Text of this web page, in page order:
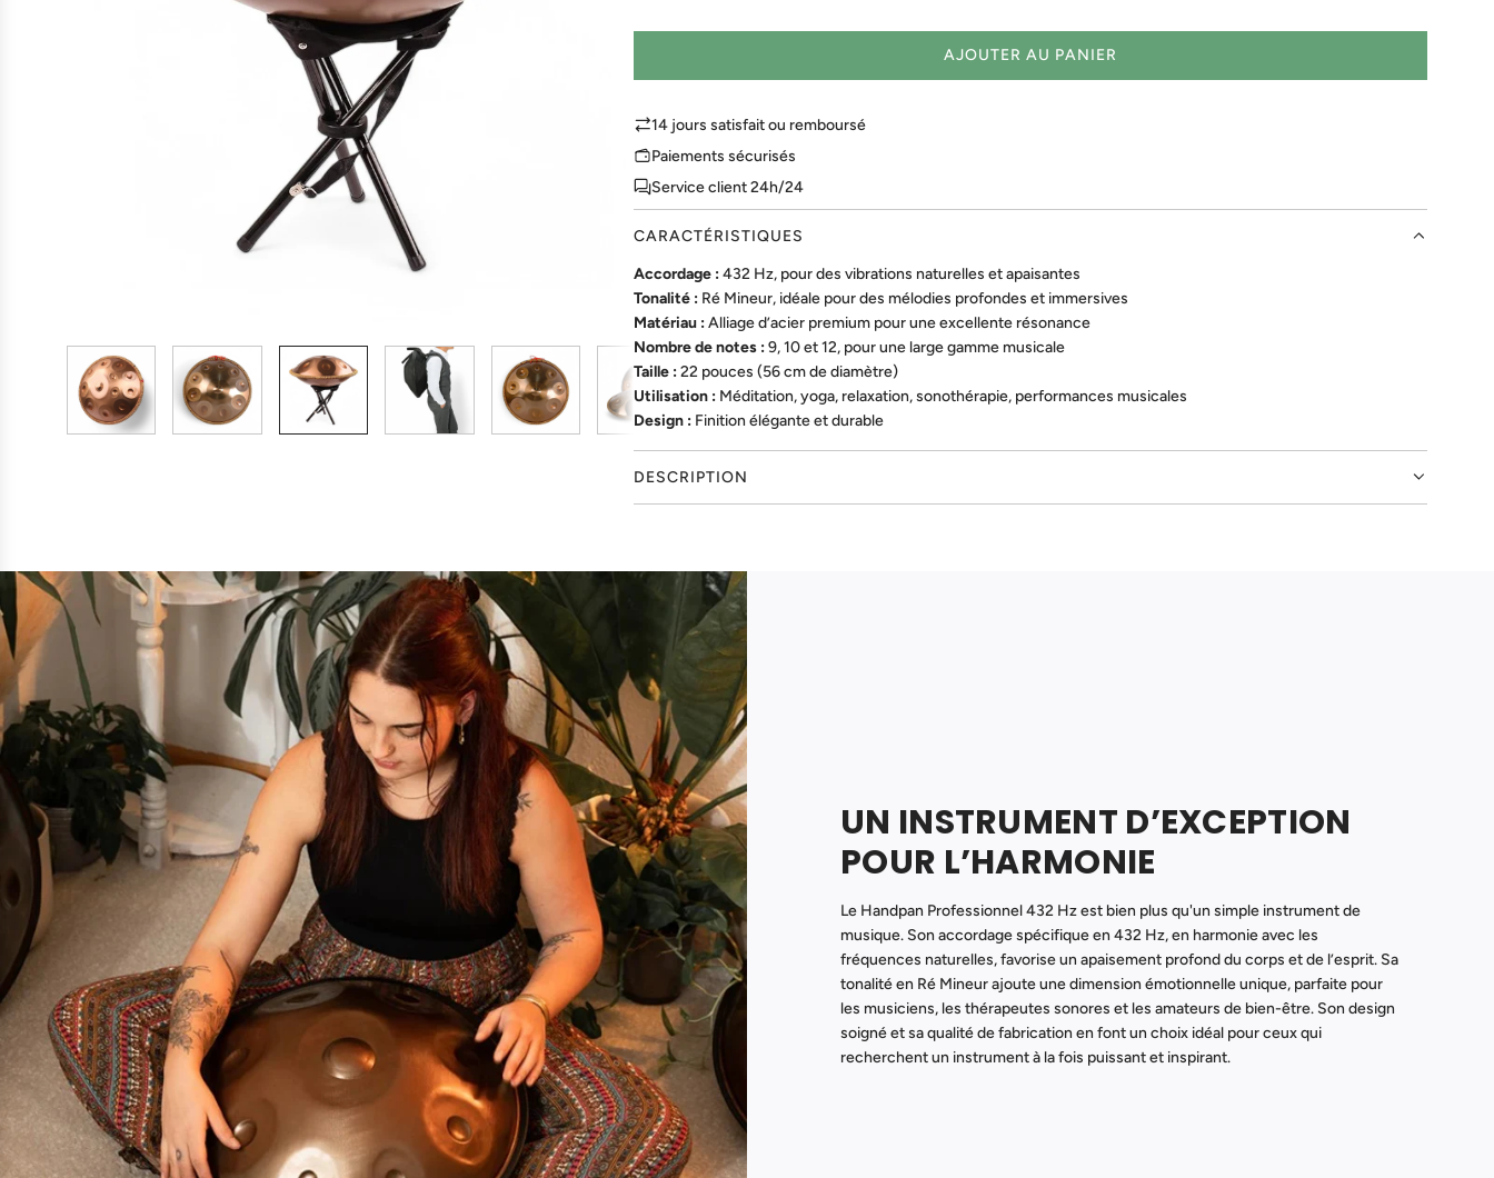
AJOUTER AU PANIER
C
M
T
.
.
.
14 jours satisfait ou remboursé
Paiements sécurisés
Service client 24h/24
CARACTÉRISTIQUES
Accordage :432 Hz, pour des vibrations naturelles et apaisantes
Tonalité :Ré Mineur, idéale pour des mélodies profondes et immersives
Matériau :Alliage d’acier premium pour une excellente résonance
Nombre de notes :9, 10 et 12, pour une large gamme musicale
Taille :22 pouces (56 cm de diamètre)
Utilisation :Méditation, yoga, relaxation, sonothérapie, performances musicales
Design :Finition élégante et durable
DESCRIPTION
UN INSTRUMENT D’EXCEPTION
POUR L’HARMONIE
Le Handpan Professionnel 432 Hz est bien plus qu'un simple instrument de
musique. Son accordage spécifique en 432 Hz, en harmonie avec les
fréquences naturelles, favorise un apaisement profond du corps et de l’esprit. Sa
tonalité en Ré Mineur ajoute une dimension émotionnelle unique, parfaite pour
les musiciens, les thérapeutes sonores et les amateurs de bien-être. Son design
soigné et sa qualité de fabrication en font un choix idéal pour ceux qui
recherchent un instrument à la fois puissant et inspirant.